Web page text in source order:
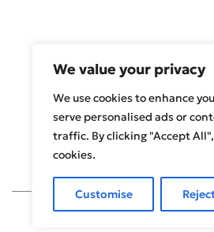
We value your privacy
We use cookies to enhance
serve personalised ads or
traffic. By clicking "Accept
cookies.
Customise